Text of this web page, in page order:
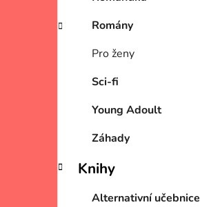
Romány
Pro ženy
Sci-fi
Young Adoult
Záhady
Knihy
Alternativní učebnice